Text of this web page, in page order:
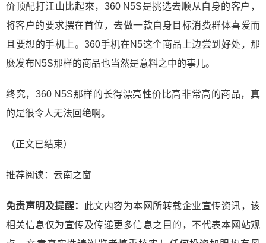
价顶配打江山比起來，360 N5S是挑选去顺从自身的客户，
将客户的要求摆在首位，去做一款自身目标消费群体喜爱而
且要想的手机上。360手机在N5这个商品上边尝到好处，那
麼发布N5S那样的商品也当然是意料之中的事儿。
终究，360 N5S那样的长得漂亮性价比高非常高的商品，真
的是很令人无法回绝啊。
（正文已结束）
推荐阅读： 云南之窗
免责声明及提醒：
此文内容为本网所转载企业宣传资讯，该
相关信息仅为宣传及传递更多信息之目的，不代表本网站观